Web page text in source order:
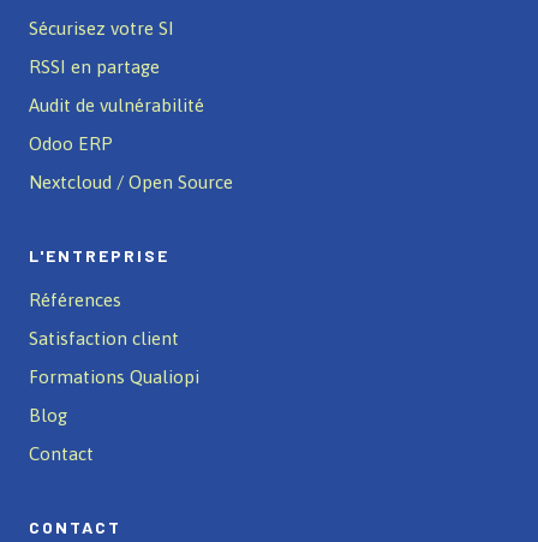
Sécurisez votre SI
RSSI en partage
Audit de vulnérabilité
Odoo ERP
Nextcloud / Open Source
L'ENTREPRISE
Références
Satisfaction client
Formations Qualiopi
Blog
Contact
CONTACT